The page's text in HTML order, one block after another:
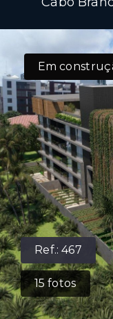
Ref.:467
15 fotos
Em